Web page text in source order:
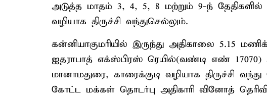
அடுத்த மாதம் 3, 4, 5, 8 மற்றும் 9-ந் தேதிகளில்
வழியாக திருச்சி வந்துசெல்லும்.
கன்னியாகுமரியில் இருந்து அதிகாலை 5.15
ஐதராபாத் எக்ஸ்பிரஸ் ரெயில்(வண்டி எண் 17070)
மானாமதுரை, காரைக்குடி வழியாக திருச்சி
கோட்ட மக்கள் தொடர்பு அதிகாரி வினோத்